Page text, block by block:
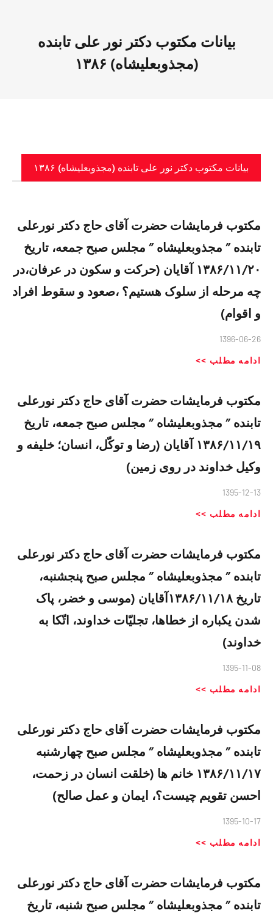
بیانات مکتوب دکتر نور علی تابنده
(مجذوبعلیشاه) ۱۳۸۶
بیانات مکتوب دکتر نور علی تابنده (مجذوبعلیشاه) ۱۳۸۶
مکتوب فرمایشات حضرت آقای حاج دکتر نورعلی
تابنده ” مجذوبعلیشاه ” مجلس صبح جمعه، تاریخ
۱۳۸۶/۱۱/۲۰ آقایان (حرکت و سکون در عرفان،در
چه مرحله از سلوک هستیم؟ ،صعود و سقوط افراد
و اقوام)
1396-06-26
ادامه مطلب >>
مکتوب فرمایشات حضرت آقای حاج دکتر نورعلی
تابنده ” مجذوبعلیشاه ” مجلس صبح جمعه، تاریخ
۱۳۸۶/۱۱/۱۹ آقایان (رضا و توکّل، انسان؛ خلیفه و
وکیل خداوند در روی زمین)
1395-12-13
ادامه مطلب >>
مکتوب فرمایشات حضرت آقای حاج دکتر نورعلی
تابنده ” مجذوبعلیشاه ” مجلس صبح پنجشنبه،
تاریخ ۱۳۸۶/۱۱/۱۸آقایان (موسی و خضر، پاک
شدن یکباره از خطاها، تجلیّات خداوند، اتّکا به
خداوند)
1395-11-08
ادامه مطلب >>
مکتوب فرمایشات حضرت آقای حاج دکتر نورعلی
تابنده ” مجذوبعلیشاه ” مجلس صبح چهارشنبه
۱۳۸۶/۱۱/۱۷ خانم ها (خلقت انسان در زحمت،
احسن تقویم چیست؟، ایمان و عمل صالح)
1395-10-17
ادامه مطلب >>
مکتوب فرمایشات حضرت آقای حاج دکتر نورعلی
تابنده ” مجذوبعلیشاه ” مجلس صبح شنبه، تاریخ